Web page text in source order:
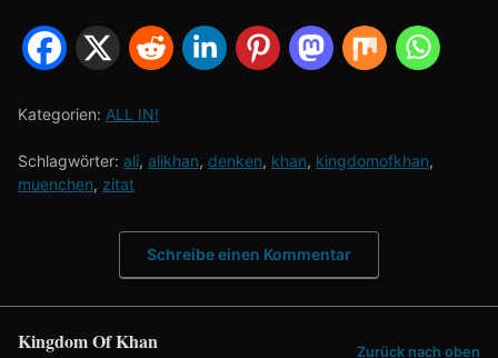
Kategorien: ALL IN!
Schlagwörter: ali, alikhan, denken, khan, kingdomofkhan,
muenchen, zitat
Schreibe einen Kommentar
Kingdom Of Khan Zurück nach oben